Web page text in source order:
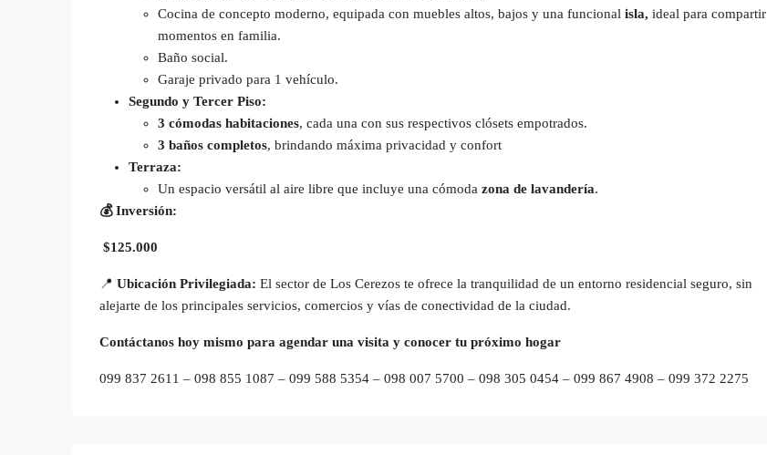
Cocina de concepto moderno, equipada con muebles altos, bajos y una funcional isla, ideal para compartir
momentos en familia.
Baño social.
Garaje privado para 1 vehículo.
Segundo y Tercer Piso:
3 cómodas habitaciones, cada una con sus respectivos clósets empotrados.
3 baños completos, brindando máxima privacidad y confort
Terraza:
Un espacio versátil al aire libre que incluye una cómoda zona de lavandería.
💰Inversión:
$125.000
📍 Ubicación Privilegiada: El sector de Los Cerezos te ofrece la tranquilidad de un entorno residencial seguro, sin
alejarte de los principales servicios, comercios y vías de conectividad de la ciudad.
Contáctanos hoy mismo para agendar una visita y conocer tu próximo hogar
099 837 2611 – 098 855 1087 – 099 588 5354 – 098 007 5700 – 098 305 0454 – 099 867 4908 – 099 372 2275